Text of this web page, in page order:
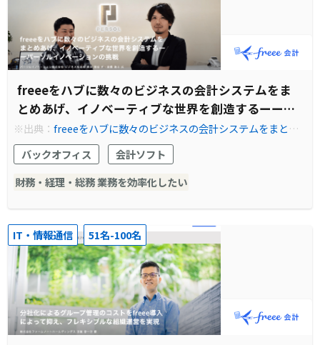
freeeをハブに数々のビジネスの会計システムをま
とめあげ、イノベーティブな世界を創造するーーパ
ーソルイノベーションの挑戦
※出典：freeeをハブに数々のビジネスの会計システムをまとめ
あげ、イノベーティブな世界を創造するーーパーソルイノベーシ
ョンの挑戦
バックオフィス
会計ソフト
財務・経理・総務 業務を効率化したい
IT・情報通信 51名-100名